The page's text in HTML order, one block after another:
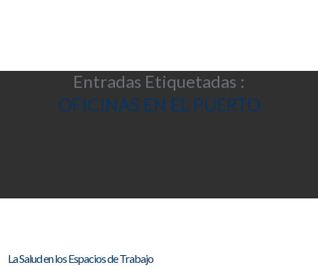
Entradas Etiquetadas :
OFICINAS EN EL PUERTO
La Salud en los Espacios de Trabajo